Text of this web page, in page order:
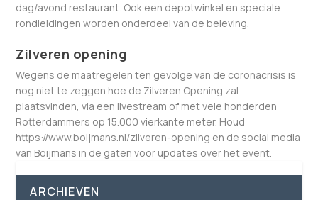
dag/avond restaurant. Ook een depotwinkel en speciale
rondleidingen worden onderdeel van de beleving.
Zilveren opening
Wegens de maatregelen ten gevolge van de coronacrisis is
nog niet te zeggen hoe de Zilveren Opening zal
plaatsvinden, via een livestream of met vele honderden
Rotterdammers op 15.000 vierkante meter. Houd
https://www.boijmans.nl/zilveren-opening en de social media
van Boijmans in de gaten voor updates over het event.
ARCHIEVEN